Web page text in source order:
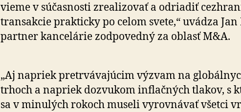
vieme v súčasnosti zrealizovať a odriadiť
transakcie prakticky po celom svete,“ uvádza Jan
partner kancelárie zodpovedný za oblasť M&A.
„Aj napriek pretrvávajúcim výzvam na
trhoch a napriek dozvukom inflačných tlakov, s
sa v minulých rokoch museli vyrovnávať všetci